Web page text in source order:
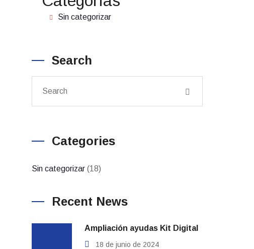
Sin categorizar
Search
Categories
Sin categorizar (18)
Recent News
Ampliación ayudas Kit Digital
18 de junio de 2024